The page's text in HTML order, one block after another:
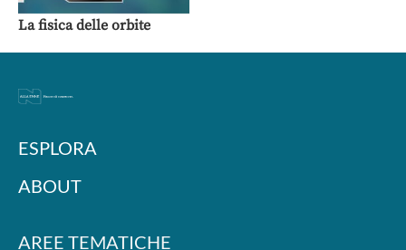
LETTERATURA MONDO ANTICO
POLITICA SCIENZE SOCIETÀ STORIA
La fisica delle orbite
ESPLORA
ABOUT
AREE TEMATICHE